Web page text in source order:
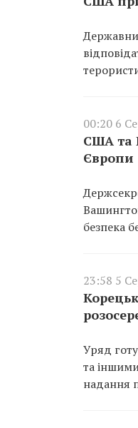
00:20 6
США та
Європи
безпека
23:58 5
Уряд
та
надання